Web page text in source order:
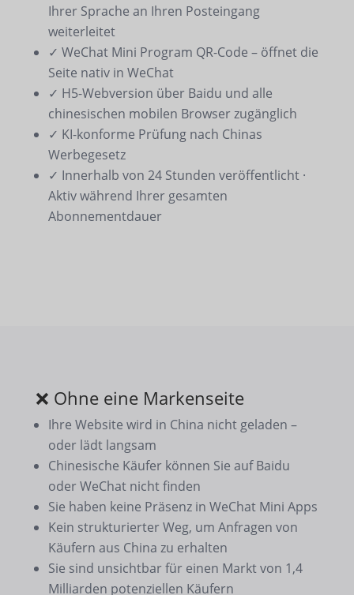
Ihrer Sprache an Ihren Posteingang
weiterleitet
✓ WeChat Mini Program QR-Code – öffnet die
Seite nativ in WeChat
✓ H5-Webversion über Baidu und alle
chinesischen mobilen Browser zugänglich
✓ KI-konforme Prüfung nach Chinas
Werbegesetz
✓ Innerhalb von 24 Stunden veröffentlicht ·
Aktiv während Ihrer gesamten
Abonnementdauer
❌ Ohne eine Markenseite
Ihre Website wird in China nicht geladen –
oder lädt langsam
Chinesische Käufer können Sie auf Baidu
oder WeChat nicht finden
Sie haben keine Präsenz in WeChat Mini Apps
Kein strukturierter Weg, um Anfragen von
Käufern aus China zu erhalten
Sie sind unsichtbar für einen Markt von 1,4
Milliarden potenziellen Käufern